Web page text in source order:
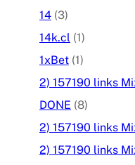
14 (3)
14k.cl (1)
1xBet (1)
2) 157190 links
DONE (8)
2) 157190 links
2) 157190 links